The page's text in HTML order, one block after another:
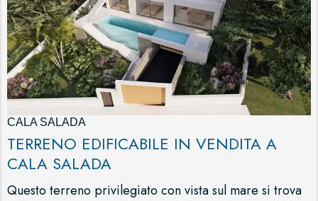
CALA SALADA
TERRENO EDIFICABILE IN VENDITA A
CALA SALADA
Questo terreno privilegiato con vista sul mare si trova